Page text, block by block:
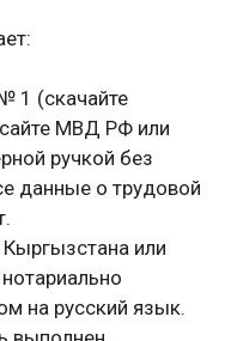
1 (скачайте
МВД РФ или
ручкой без
данные о трудовой
или
на русский язык.